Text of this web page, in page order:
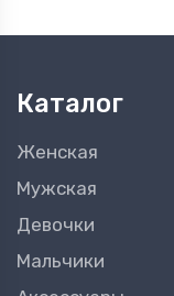
Каталог
Женская
Мужская
Девочки
Мальчики